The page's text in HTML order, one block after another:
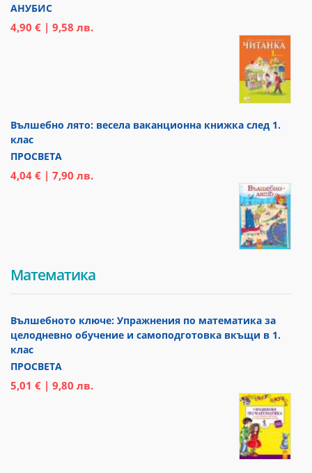
АНУБИС
4,90 € | 9,58 лв.
Вълшебно лято: весела ваканционна книжка след 1.
клас
ПРОСВЕТА
4,04 € | 7,90 лв.
Математика
Вълшебното ключе: Упражнения по математика за
целодневно обучение и самоподготовка вкъщи в 1.
клас
ПРОСВЕТА
5,01 € | 9,80 лв.